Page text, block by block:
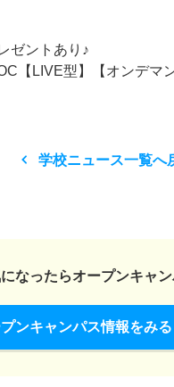
ゼントあり♪
【LIVE型】【オンデマ
学校ニュース一覧へ
なったらオープンキャン
ンキャンパス情報をみる